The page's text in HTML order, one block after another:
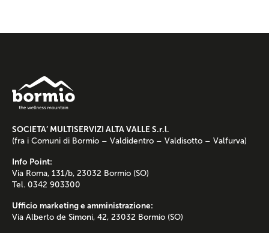
SOCIETA’ MULTISERVIZI ALTA VALLE S.r.l.
(fra i Comuni di Bormio – Valdidentro – Valdisotto – Valfurva)
Info Point:
Via Roma, 131/b, 23032 Bormio (SO)
Tel. 0342 903300
Ufficio marketing e amministrazione:
Via Alberto de Simoni, 42, 23032 Bormio (SO)